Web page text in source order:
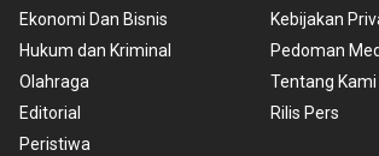
Ekonomi Dan Bisnis
Hukum dan Kriminal
Olahraga
Editorial
Peristiwa
Kebijakan
Pedoman
Tentang Kami
Rilis Pers